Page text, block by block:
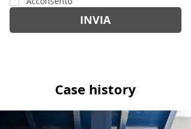
INVIA
Case history